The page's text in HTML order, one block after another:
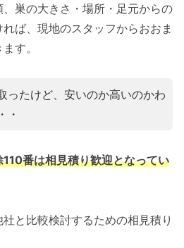
巣の大きさ・場所・足元からの
ば、現地のスタッフからおおま
す。
ったけど、安いのか高いのかわ
・
110番は相見積り歓迎となってい
と比較検討するための相見積り